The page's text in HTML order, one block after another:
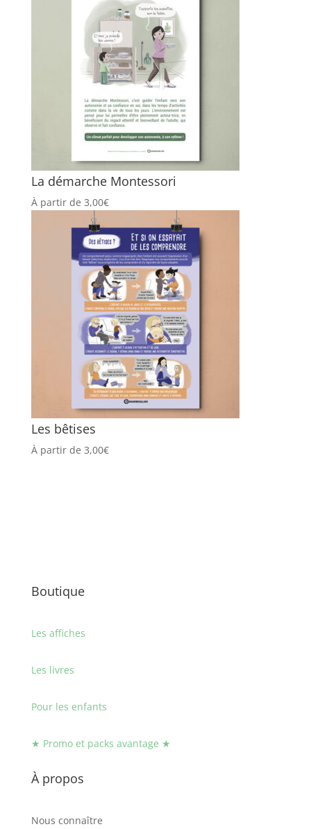
La démarche Montessori
À partir de 3,00€
Les bêtises
À partir de 3,00€
Boutique
Les affiches
Les livres
Pour les enfants
★ Promo et packs avantage ★
À propos
Nous connaître